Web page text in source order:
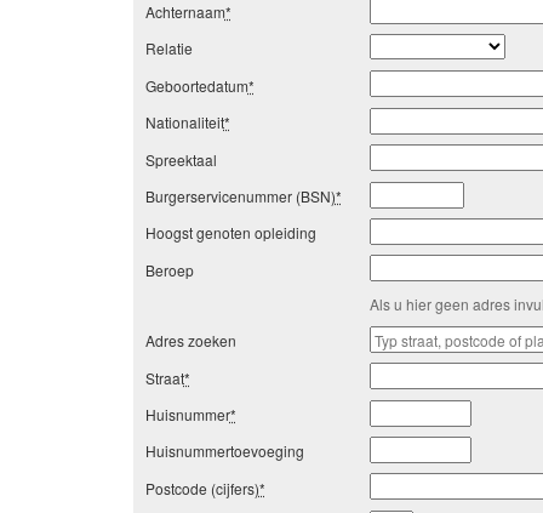
Achternaam*
Relatie
Geboortedatum*
Nationaliteit*
Spreektaal
Burgerservicenummer (BSN)*
Hoogst genoten opleiding
Beroep
Als u hier geen adres
Adres zoeken
Straat*
Huisnummer*
Huisnummertoevoeging
Postcode (cijfers)*